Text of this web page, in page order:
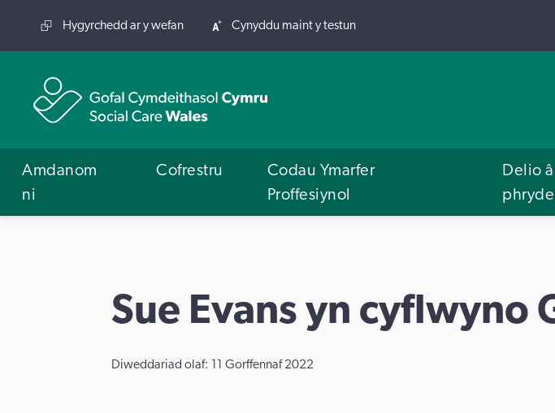
Hygyrchedd ar y wefan Cynyddu maint y testun
Amdanom
ni
Cofrestru
Codau Ymarfer
Proffesiynol
Delio â
Sue Evans yn cyflwyno
Diweddariad olaf: 11 Gorffennaf 2022